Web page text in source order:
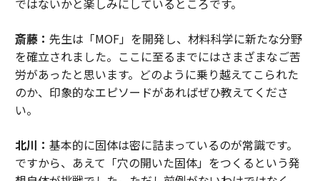
斎藤： 先生は「MOF」を開発し、材料科学に新たな分野
を確立されました。ここに至るまでにはさまざまなご苦
労があったと思います。どのように乗り越えてこられた
のか、印象的なエピソードがあればぜひ教えてくださ
い。
北川： 基本的に固体は密に詰まっているのが常識です。
ですから、あえて「穴の開いた固体」をつくるという発